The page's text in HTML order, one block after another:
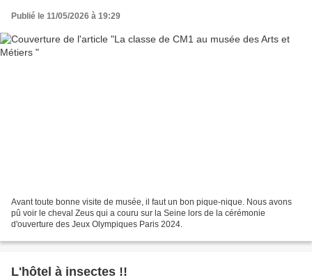
Publié le 11/05/2026 à 19:29
Avant toute bonne visite de musée, il faut un bon pique-nique. Nous avons
pû voir le cheval Zeus qui a couru sur la Seine lors de la cérémonie
d'ouverture des Jeux Olympiques Paris 2024.
L'hôtel à insectes !!